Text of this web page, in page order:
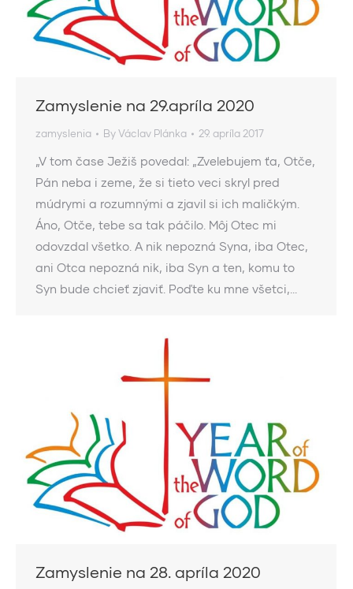
Zamyslenie na 29.apríla 2020
zamyslenia ByVáclav Plánka 29. apríla 2017
„V tom čase Ježiš povedal: „Zvelebujem ťa, Otče,
Pán neba i zeme, že si tieto veci skryl pred
múdrymi a rozumnými a zjavil si ich maličkým.
Áno, Otče, tebe sa tak páčilo. Môj Otec mi
odovzdal všetko. A nik nepozná Syna, iba Otec,
ani Otca nepozná nik, iba Syn a ten, komu to
Syn bude chcieť zjaviť. Poďte ku mne všetci,…
Zamyslenie na 28. apríla 2020